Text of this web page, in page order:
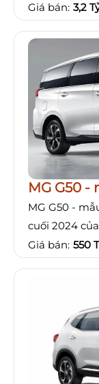
Giá bán: 3,2
MG G50 -
MG G50 -
cuối 2024
Giá bán: 550